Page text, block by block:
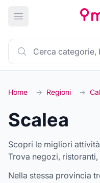
Apri menu principale
Home → Regioni →
Scalea
Scopri le migliori
Trova negozi,
Nella stessa provincia